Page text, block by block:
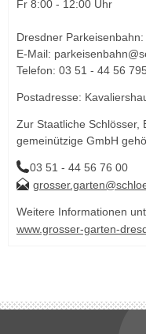
Fr 8:00 - 12:00 Uhr
Dresdner Parkeisenbahn:
E-Mail:
Telefon: 03 51 - 44 56 795
Postadresse:
Zur Staatliche Schlösser,
gemeinützige GmbH
03 51 - 44 56 76 00
Weitere Informationen
www.grosser-garten-